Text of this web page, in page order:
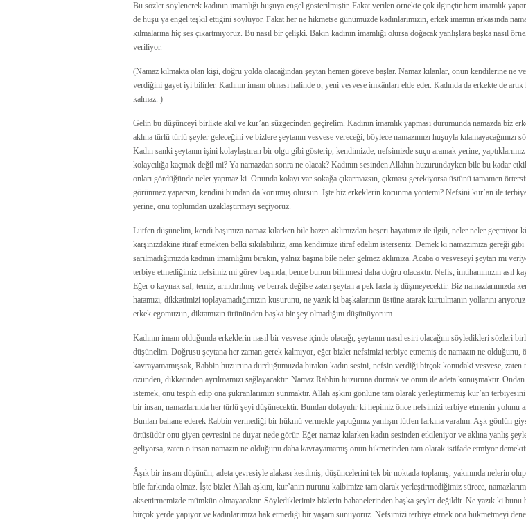
Bu sözler söylenerek kadının imamlığı huşuya engel gösterilmiştir. Fakat verilen örnekte çok ilginçtir hem imamlık
de huşu ya engel teşkil ettiğini söylüyor. Fakat her ne hikmetse günümüzde kadınlarımızın, erkek imamın arkasında
kılmalarına hiç ses çıkartmıyoruz. Bu nasıl bir çelişki. Bakın kadının imamlığı olursa doğacak yanlışlara başka nasıl
veriliyor.
(Namaz kılmakta olan kişi, doğru yolda olacağından şeytan hemen göreve başlar. Namaz kılanlar, onun kendilerine ne
verdiğini gayet iyi bilirler. Kadının imam olması halinde o, yeni vesvese imkânları elde eder. Kadında da erkekte de artık
kalmaz. )
Gelin bu düşünceyi birlikte akıl ve kur’an süzgecinden geçirelim. Kadının imamlık yapması durumunda namazda biz
aklına türlü türlü şeyler geleceğini ve bizlere şeytanın vesvese vereceği, böylece namazımızı huşuyla kılamayacağımızı
Kadın sanki şeytanın işini kolaylaştıran bir olgu gibi gösterip, kendimizde, nefsimizde suçu aramak yerine,
kolaycılığa kaçmak değil mi? Ya namazdan sonra ne olacak? Kadının sesinden Allahın huzurundayken bile bu kadar
onları gördüğünde neler yapmaz ki. Onunda kolayı var sokağa çıkarmazsın, çıkması gerekiyorsa üstünü tamamen
görünmez yaparsın, kendini bundan da korumuş olursun. İşte biz erkeklerin korunma yöntemi? Nefsini kur’an ile
yerine, onu toplumdan uzaklaştırmayı seçiyoruz.
Lütfen düşünelim, kendi başımıza namaz kılarken bile bazen aklımızdan beşeri hayatımız ile ilgili, neler neler geçmiyor
karşınızdakine itiraf etmekten belki sıkılabiliriz, ama kendimize itiraf edelim isterseniz. Demek ki namazımıza gereği gibi
sarılmadığımızda kadının imamlığını bırakın, yalnız başına bile neler gelmez aklımıza. Acaba o vesveseyi şeytan mı
terbiye etmediğimiz nefsimiz mi görev başında, bence bunun bilinmesi daha doğru olacaktır. Nefis, imtihanımızın asıl
Eğer o kaynak saf, temiz, arındırılmış ve berrak değilse zaten şeytan a pek fazla iş düşmeyecektir. Biz namazlarımızda
hatamızı, dikkatimizi toplayamadığımızın kusurunu, ne yazık ki başkalarının üstüne atarak kurtulmanın yollarını
erkek egomuzun, diktamızın ürününden başka bir şey olmadığını düşünüyorum.
Kadının imam olduğunda erkeklerin nasıl bir vesvese içinde olacağı, şeytanın nasıl esiri olacağını söyledikleri sözleri
düşünelim. Doğrusu şeytana her zaman gerek kalmıyor, eğer bizler nefsimizi terbiye etmemiş de namazın ne olduğunu,
kavrayamamışsak, Rabbin huzuruna durduğumuzda bırakın kadın sesini, nefsin verdiği birçok konudaki vesvese, zaten
özünden, dikkatinden ayrılmamızı sağlayacaktır. Namaz Rabbin huzuruna durmak ve onun ile adeta konuşmaktır. Ondan
istemek, onu tespih edip ona şükranlarımızı sunmaktır. Allah aşkını gönlüne tam olarak yerleştirmemiş kur’an
bir insan, namazlarında her türlü şeyi düşünecektir. Bundan dolayıdır ki hepimiz önce nefsimizi terbiye etmenin yolunu
Bunları bahane ederek Rabbin vermediği bir hükmü vermekle yaptığımız yanlışın lütfen farkına varalım. Aşk gönlün
örtüsüdür onu giyen çevresini ne duyar nede görür. Eğer namaz kılarken kadın sesinden etkileniyor ve aklına yanlış
geliyorsa, zaten o insan namazın ne olduğunu daha kavrayamamış onun hikmetinden tam olarak istifade etmiyor
Âşık bir insanı düşünün, adeta çevresiyle alakası kesilmiş, düşüncelerini tek bir noktada toplamış, yakınında nelerin
bile farkında olmaz. İşte bizler Allah aşkını, kur’anın nurunu kalbimize tam olarak yerleştirmediğimiz sürece,
aksettirmemizde mümkün olmayacaktır. Söylediklerimiz bizlerin bahanelerinden başka şeyler değildir. Ne yazık ki bunu
birçok yerde yapıyor ve kadınlarımıza hak etmediği bir yaşam sunuyoruz. Nefsimizi terbiye etmek ona hükmetmeyi